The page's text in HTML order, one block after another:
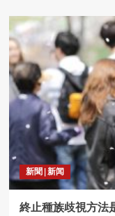
新聞 | 新闻
終止種族歧視方法